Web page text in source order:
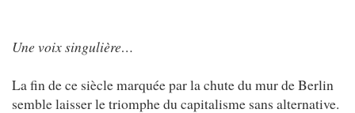
Une voix singulière…
La fin de ce siècle marquée par la chute du mur de Berlin
semble laisser le triomphe du capitalisme sans alternative.